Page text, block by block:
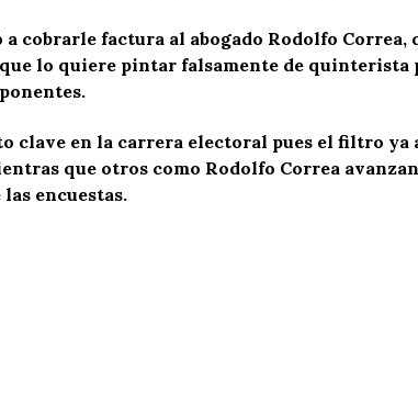
cobrarle factura al abogado Rodolfo Correa,
que lo quiere pintar falsamente de
clave en la carrera electoral pues el filtro ya
que otros como Rodolfo Correa
encuestas.